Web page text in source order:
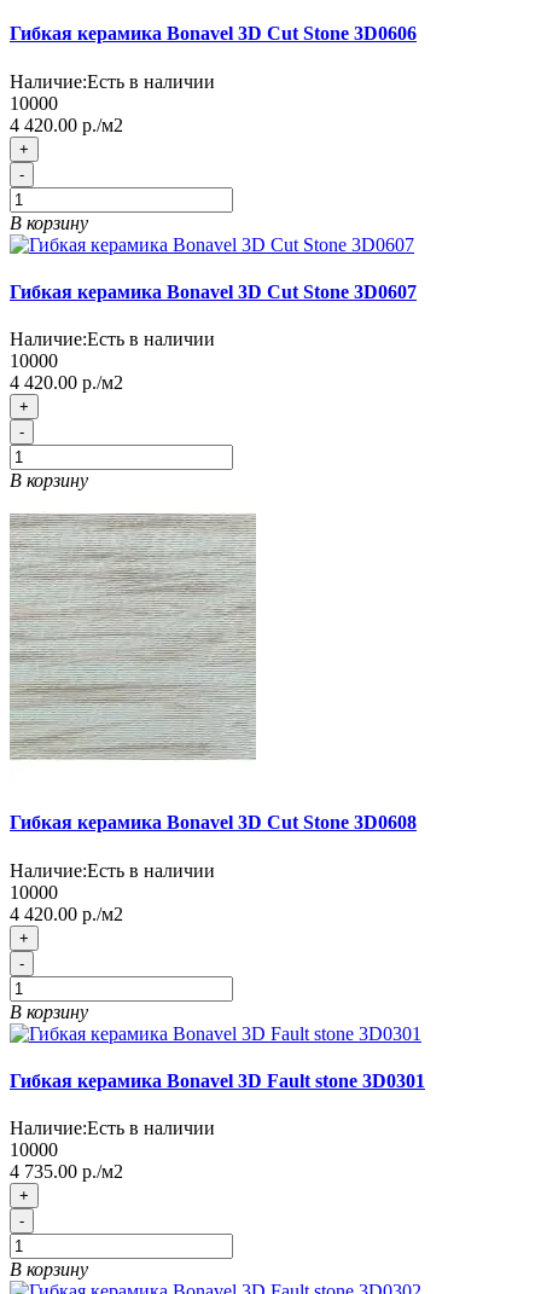
Гибкая керамика Bonavel 3D Cut Stone 3D0606
Наличие:Есть в наличии
10000
4 420.00 р./м2
+
-
В корзину
Гибкая керамика Bonavel 3D Cut Stone 3D0607
Наличие:Есть в наличии
10000
4 420.00 р./м2
+
-
В корзину
Гибкая керамика Bonavel 3D Cut Stone 3D0608
Наличие:Есть в наличии
10000
4 420.00 р./м2
+
-
В корзину
Гибкая керамика Bonavel 3D Fault stone 3D0301
Наличие:Есть в наличии
10000
4 735.00 р./м2
+
-
В корзину